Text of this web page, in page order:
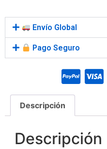
Envío Global
Pago Seguro
Descripción
Descripción